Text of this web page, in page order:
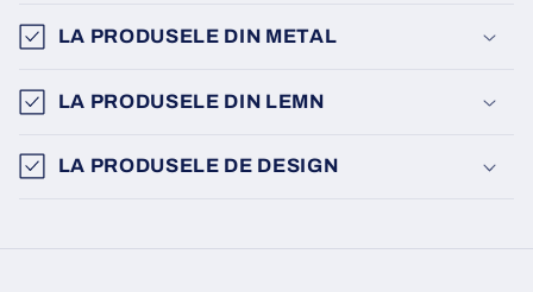
LA PRODUSELE DIN METAL
LA PRODUSELE DIN LEMN
LA PRODUSELE DE DESIGN